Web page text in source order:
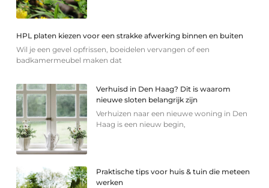
HPL platen kiezen voor een strakke afwerking binnen en buiten
Wil je een gevel opfrissen, boeidelen vervangen of een
badkamermeubel maken dat
Verhuisd in Den Haag? Dit is waarom
nieuwe sloten belangrijk zijn
Verhuizen naar een nieuwe woning in Den
Haag is een nieuw begin,
Praktische tips voor huis & tuin die meteen
werken